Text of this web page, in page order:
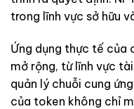
trong lĩnh vực sở hữu
Ứng dụng thực tế của
mở rộng, từ lĩnh vực
quản lý chuỗi cung
của token không chỉ